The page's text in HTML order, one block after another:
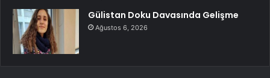
Gülistan Doku Davasında Gelişme
Ağustos 6, 2026